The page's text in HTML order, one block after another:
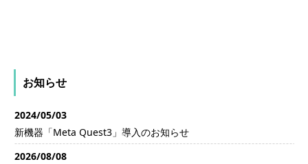
お知らせ
2024/05/03
新機器「Meta Quest3」導入のお知らせ
2026/08/08